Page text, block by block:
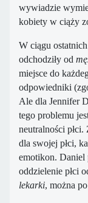
wywiadzie
kobiety w ciąży
W ciągu
odchodziły od
miejsce do
odpowiedniki
Ale dla Jennifer
tego problemu
neutralności
dla swojej płci,
emotikon. Daniel
oddzielenie płci
lekarki, można